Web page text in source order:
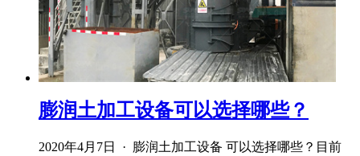
膨润土加工设备可以选择哪些？
2020年4月7日 · 膨润土加工设备 可以选择哪些？目前